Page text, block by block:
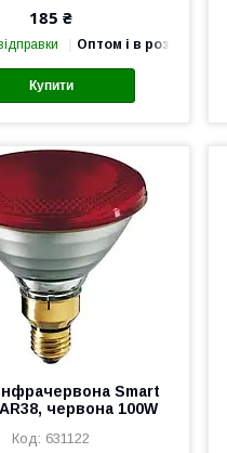
185 ₴
Оптом і в роздріб
Купити
Smart
червона 100W
631122